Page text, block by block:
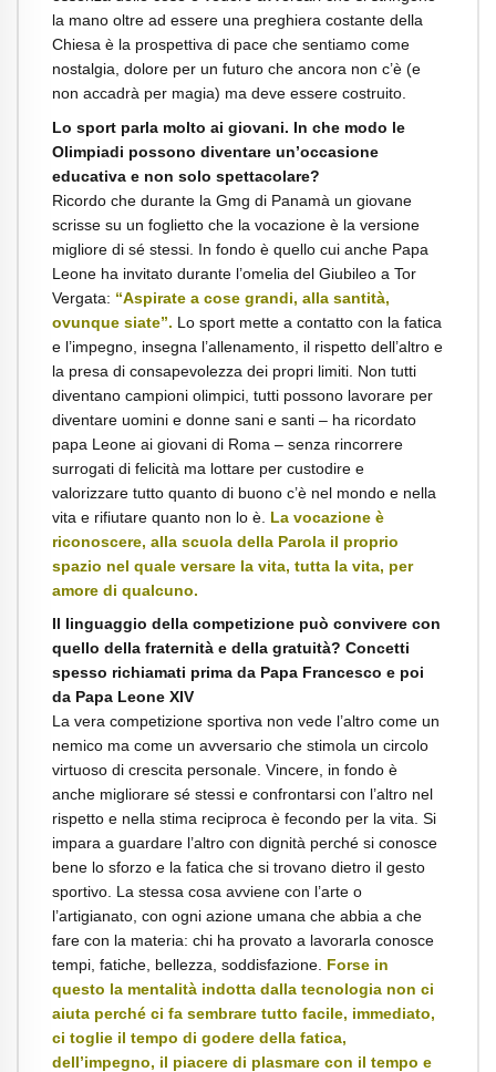
la mano oltre ad essere una preghiera costante della
Chiesa è la prospettiva di pace che sentiamo come
nostalgia, dolore per un futuro che ancora non c’è (e
non accadrà per magia) ma deve essere costruito.
Lo sport parla molto ai giovani. In che modo le
Olimpiadi possono diventare un’occasione
educativa e non solo spettacolare?
Ricordo che durante la Gmg di Panamà un giovane
scrisse su un foglietto che la vocazione è la versione
migliore di sé stessi. In fondo è quello cui anche Papa
Leone ha invitato durante l’omelia del Giubileo a Tor
Vergata: “Aspirate a cose grandi, alla santità,
ovunque siate”. Lo sport mette a contatto con la fatica
e l’impegno, insegna l’allenamento, il rispetto dell’altro e
la presa di consapevolezza dei propri limiti. Non tutti
diventano campioni olimpici, tutti possono lavorare per
diventare uomini e donne sani e santi – ha ricordato
papa Leone ai giovani di Roma – senza rincorrere
surrogati di felicità ma lottare per custodire e
valorizzare tutto quanto di buono c’è nel mondo e nella
vita e rifiutare quanto non lo è. La vocazione è
riconoscere, alla scuola della Parola il proprio
spazio nel quale versare la vita, tutta la vita, per
amore di qualcuno.
Il linguaggio della competizione può convivere con
quello della fraternità e della gratuità? Concetti
spesso richiamati prima da Papa Francesco e poi
da Papa Leone XIV
La vera competizione sportiva non vede l’altro come un
nemico ma come un avversario che stimola un circolo
virtuoso di crescita personale. Vincere, in fondo è
anche migliorare sé stessi e confrontarsi con l’altro nel
rispetto e nella stima reciproca è fecondo per la vita. Si
impara a guardare l’altro con dignità perché si conosce
bene lo sforzo e la fatica che si trovano dietro il gesto
sportivo. La stessa cosa avviene con l’arte o
l’artigianato, con ogni azione umana che abbia a che
fare con la materia: chi ha provato a lavorarla conosce
tempi, fatiche, bellezza, soddisfazione. Forse in
questo la mentalità indotta dalla tecnologia non ci
aiuta perché ci fa sembrare tutto facile, immediato,
ci toglie il tempo di godere della fatica,
dell’impegno, il piacere di plasmare con il tempo e